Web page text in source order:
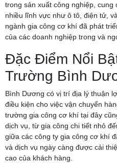
trong sản xuất công nghiệp, cung
nhiều lĩnh vực như ô tô, điện tử,
ngành gia công cơ khí đã phát
của các doanh nghiệp trong và
Đặc Điểm Nổi
Trường Bình
Bình Dương có vị trí địa lý thuận
điều kiện cho việc vận chuyển
trường gia công cơ khí tại đây
dịch vụ, từ gia công chi tiết nhỏ
giữa các công ty gia công cơ khí
và dịch vụ ngày càng được cải
cao của khách hàng.